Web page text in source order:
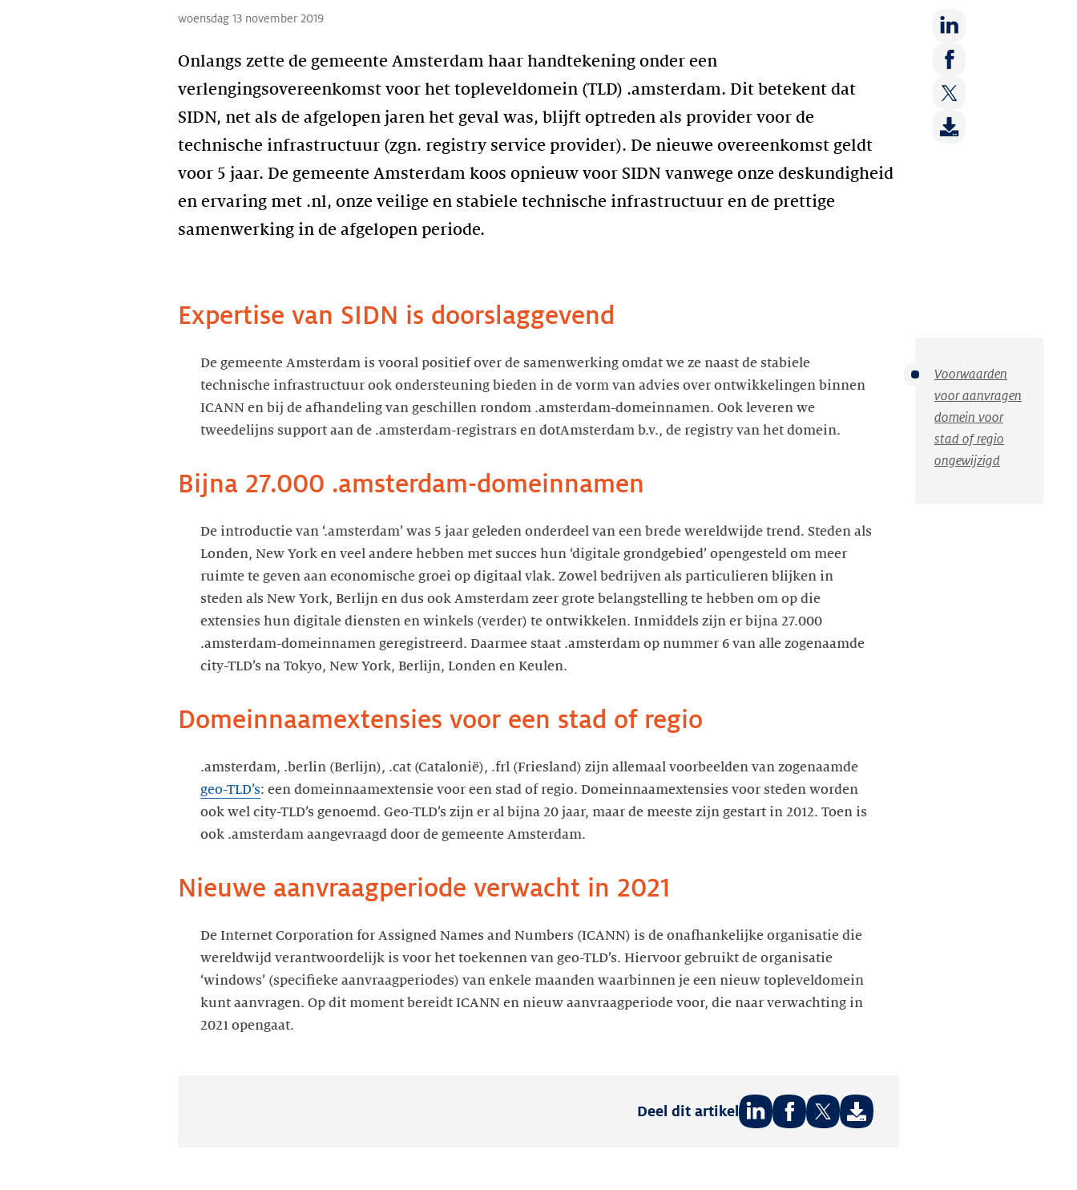
woensdag 13 november 2019
Onlangs zette de gemeente Amsterdam haar handtekening onder een
verlengingsovereenkomst voor het topleveldomein (TLD) .amsterdam. Dit betekent dat
SIDN, net als de afgelopen jaren het geval was, blijft optreden als provider voor de
technische infrastructuur (zgn. registry service provider). De nieuwe overeenkomst geldt
voor 5 jaar. De gemeente Amsterdam koos opnieuw voor SIDN vanwege onze deskundigheid
en ervaring met .nl, onze veilige en stabiele technische infrastructuur en de prettige
Deel
op:
LinkedIn
Deel
Facebook
Deel
op:
Voorwaarden
voor aanvragen
domein voor
stad of regio
ongewijzigd
De gemeente Amsterdam is vooral positief over de samenwerking omdat we ze naast de stabiele
technische infrastructuur ook ondersteuning bieden in de vorm van advies over ontwikkelingen binnen
ICANN en bij de afhandeling van geschillen rondom .amsterdam-domeinnamen. Ook leveren we
De introductie van ‘.amsterdam’ was 5 jaar geleden onderdeel van een brede wereldwijde trend. Steden als
Londen, New York en veel andere hebben met succes hun ‘digitale grondgebied’ opengesteld om meer
ruimte te geven aan economische groei op digitaal vlak. Zowel bedrijven als particulieren blijken in
steden als New York, Berlijn en dus ook Amsterdam zeer grote belangstelling te hebben om op die
extensies hun digitale diensten en winkels (verder) te ontwikkelen. Inmiddels zijn er bijna 27.000
.amsterdam-domeinnamen geregistreerd. Daarmee staat .amsterdam op nummer 6 van alle zogenaamde
.amsterdam, .berlin (Berlijn), .cat (Catalonië), .frl (Friesland) zijn allemaal voorbeelden van zogenaamde
geo-TLD’s: een domeinnaamextensie voor een stad of regio. Domeinnaamextensies voor steden worden
ook wel city-TLD’s genoemd. Geo-TLD’s zijn er al bijna 20 jaar, maar de meeste zijn gestart in 2012. Toen is
De Internet Corporation for Assigned Names and Numbers (ICANN) is de onafhankelijke organisatie die
wereldwijd verantwoordelijk is voor het toekennen van geo-TLD’s. Hiervoor gebruikt de organisatie
‘windows’ (specifieke aanvraagperiodes) van enkele maanden waarbinnen je een nieuw topleveldomein
kunt aanvragen. Op dit moment bereidt ICANN en nieuw aanvraagperiode voor, die naar verwachting in
Deel dit artikel